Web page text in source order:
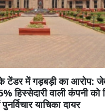
टेंडर में गड़बड़ी का आरोप:
हिस्सेदारी वाली कंपनी को
याचिका दायर